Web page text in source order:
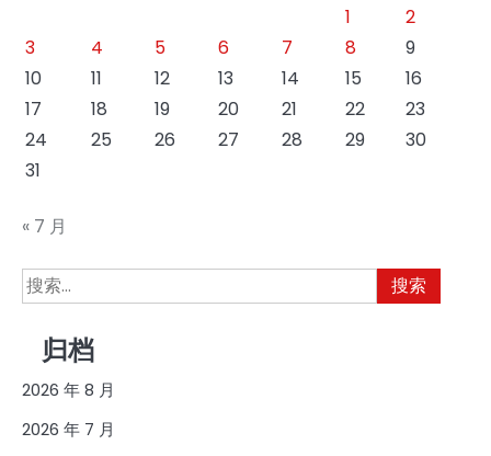
1
2
3
4 5 6 7 8
9
10
11 12 13 14 15
16
17
18 19 20 21 22
23
24
25 26 27 28 29
30
31
« 7 月
搜
索：
归档
2026 年 8 月
2026 年 7 月